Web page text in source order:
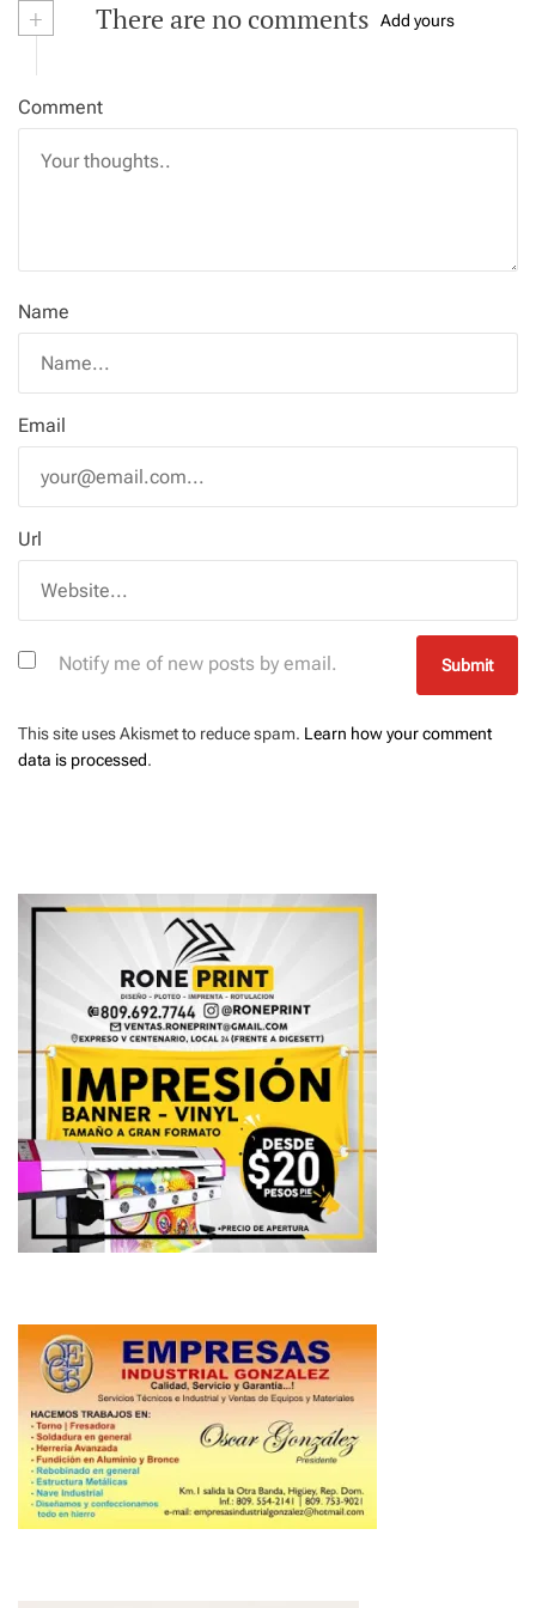
+ There are no comments Add yours
Comment
Name
Email
Url
Notify me of new posts by email.
This site uses Akismet to reduce spam. Learn how your comment
data is processed.